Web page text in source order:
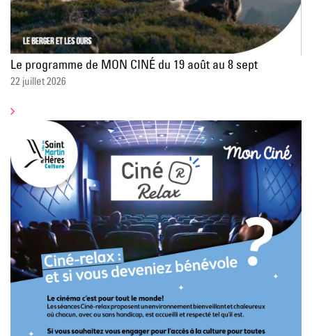
Le programme de MON CINÉ du 19 août au 8 sept
22 juillet 2026